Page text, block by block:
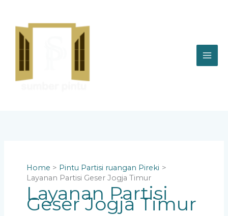
content
Home
Pintu Partisi ruangan Pireki
Layanan Partisi Geser Jogja Timur
Layanan Partisi
Geser Jogja Timur